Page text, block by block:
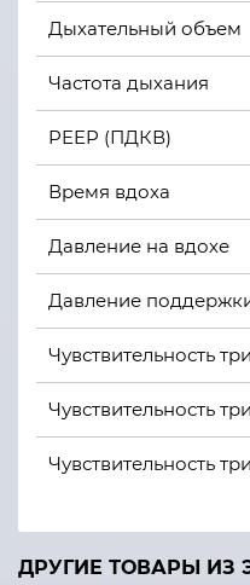
Дыхательный объем
Частота дыхания
PEEP (ПДКВ)
Время вдоха
Давление на вдохе
Давление
Чувствительность
Чувствительность
Чувствительность
О2
ДРУГИЕ ТОВАРЫ ИЗ